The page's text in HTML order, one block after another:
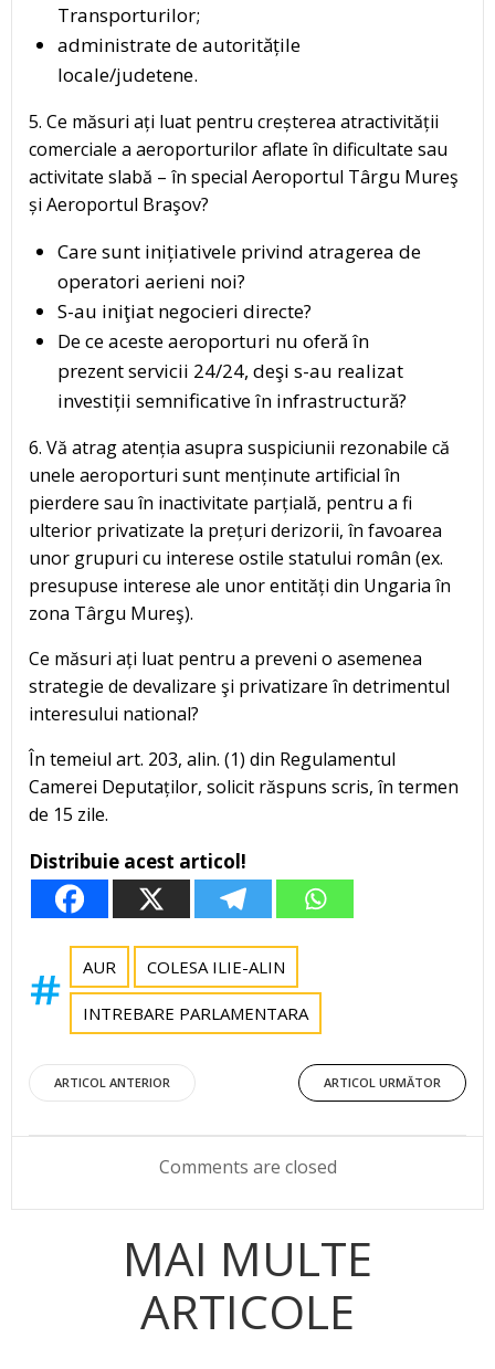
Transporturilor;
administrate de autoritățile
locale/judetene.
5. Ce măsuri ați luat pentru creșterea atractivității
comerciale a aeroporturilor aflate în dificultate sau
activitate slabă – în special Aeroportul Târgu Mureş
și Aeroportul Braşov?
Care sunt inițiativele privind atragerea de
operatori aerieni noi?
S-au iniţiat negocieri directe?
De ce aceste aeroporturi nu oferă în
prezent servicii 24/24, deşi s-au realizat
investiții semnificative în infrastructură?
6. Vă atrag atenția asupra suspiciunii rezonabile că
unele aeroporturi sunt menținute artificial în
pierdere sau în inactivitate parțială, pentru a fi
ulterior privatizate la prețuri derizorii, în favoarea
unor grupuri cu interese ostile statului român (ex.
presupuse interese ale unor entități din Ungaria în
zona Târgu Mureş).
Ce măsuri ați luat pentru a preveni o asemenea
strategie de devalizare şi privatizare în detrimentul
interesului national?
În temeiul art. 203, alin. (1) din Regulamentul
Camerei Deputaților, solicit răspuns scris, în termen
de 15 zile.
Distribuie acest articol!
AUR COLESA ILIE-ALIN
INTREBARE PARLAMENTARA
Post
navigation
ARTICOL ANTERIOR
Post
navigation
ARTICOL URMĂTOR
Comments are closed
MAI MULTE
ARTICOLE